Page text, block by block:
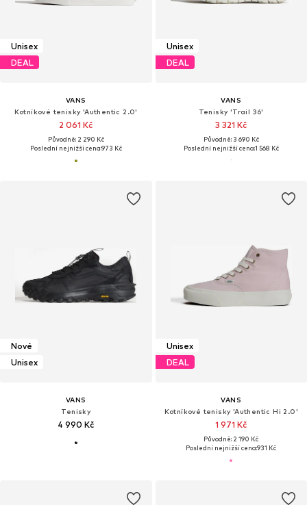
Unisex
DEAL
VANS
Kotníkové tenisky 'Authentic 2.0'
2 061 Kč
Původně: 2 290 Kč
Poslední nejnižší cena:973 Kč
Unisex
DEAL
VANS
Tenisky 'Trail 36'
3 321 Kč
Původně: 3 690 Kč
Poslední nejnižší cena:1 568 Kč
Nové
Unisex
VANS
Tenisky
4 990 Kč
Unisex
DEAL
VANS
Kotníkové tenisky 'Authentic Hi 2.0'
1 971 Kč
Původně: 2 190 Kč
Poslední nejnižší cena:931 Kč